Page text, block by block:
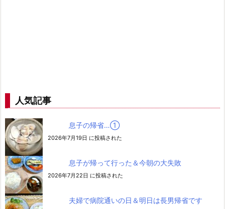
人気記事
息子の帰省…➀
2026年7月19日 に投稿された
息子が帰って行った＆今朝の大失敗
2026年7月22日 に投稿された
夫婦で病院通いの日＆明日は長男帰省です